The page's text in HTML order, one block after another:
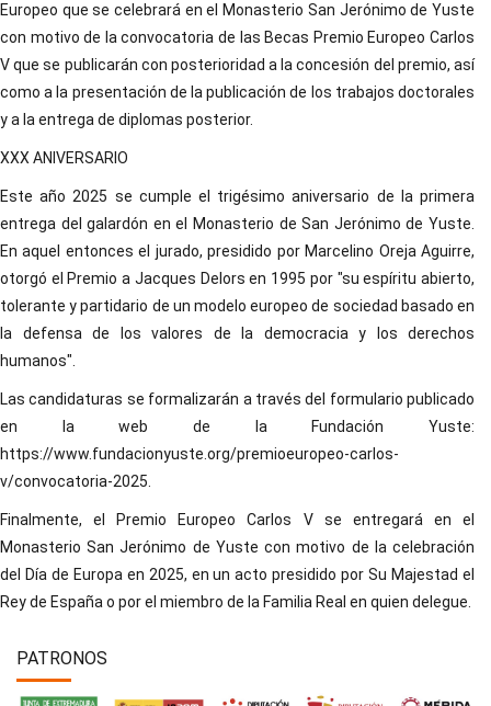
Europeo que se celebrará en el Monasterio San Jerónimo de Yuste
con motivo de la convocatoria de las Becas Premio Europeo Carlos
V que se publicarán con posterioridad a la concesión del premio, así
como a la presentación de la publicación de los trabajos doctorales
y a la entrega de diplomas posterior.
XXX ANIVERSARIO
Este año 2025 se cumple el trigésimo aniversario de la primera
entrega del galardón en el Monasterio de San Jerónimo de Yuste.
En aquel entonces el jurado, presidido por Marcelino Oreja Aguirre,
otorgó el Premio a Jacques Delors en 1995 por "su espíritu abierto,
tolerante y partidario de un modelo europeo de sociedad basado en
la defensa de los valores de la democracia y los derechos
humanos".
Las candidaturas se formalizarán a través del formulario publicado
en la web de la Fundación Yuste:
https://www.fundacionyuste.org/premioeuropeo-carlos-
v/convocatoria-2025.
Finalmente, el Premio Europeo Carlos V se entregará en el
Monasterio San Jerónimo de Yuste con motivo de la celebración
del Día de Europa en 2025, en un acto presidido por Su Majestad el
Rey de España o por el miembro de la Familia Real en quien delegue.
PATRONOS